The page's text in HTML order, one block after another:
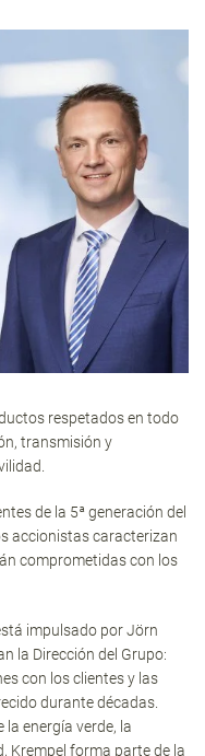
respetados en todo
transmisión y
de la 5ª generación del
accionistas caracterizan
comprometidas con los
impulsado por Jörn
la Dirección del Grupo:
con los clientes y las
durante décadas.
energía verde, la
Krempel forma parte de la